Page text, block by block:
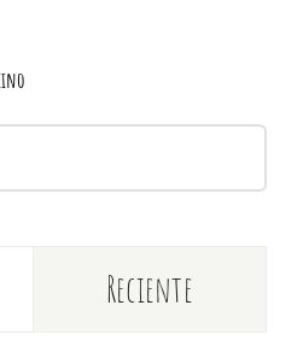
Reciente